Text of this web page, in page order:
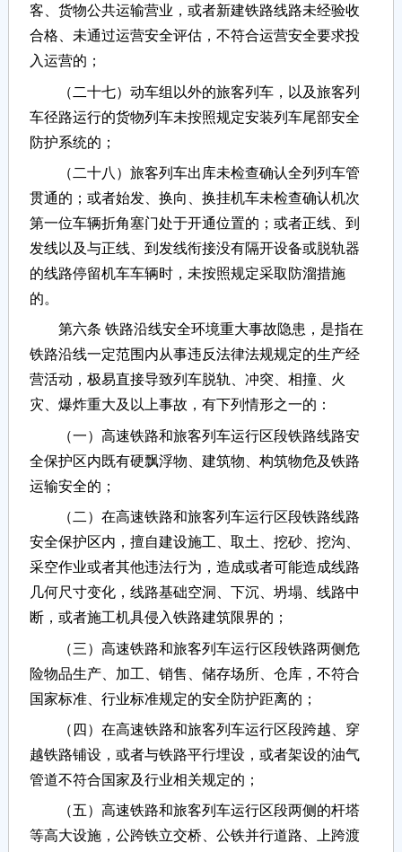
客、货物公共运输营业，或者新建铁路线路未经验收
合格、未通过运营安全评估，不符合运营安全要求投
入运营的；
（二十七）动车组以外的旅客列车，以及旅客列
车径路运行的货物列车未按照规定安装列车尾部安全
防护系统的；
（二十八）旅客列车出库未检查确认全列列车管
贯通的；或者始发、换向、换挂机车未检查确认机次
第一位车辆折角塞门处于开通位置的；或者正线、到
发线以及与正线、到发线衔接没有隔开设备或脱轨器
的线路停留机车车辆时，未按照规定采取防溜措施
的。
第六条 铁路沿线安全环境重大事故隐患，是指在
铁路沿线一定范围内从事违反法律法规规定的生产经
营活动，极易直接导致列车脱轨、冲突、相撞、火
灾、爆炸重大及以上事故，有下列情形之一的：
（一）高速铁路和旅客列车运行区段铁路线路安
全保护区内既有硬飘浮物、建筑物、构筑物危及铁路
运输安全的；
（二）在高速铁路和旅客列车运行区段铁路线路
安全保护区内，擅自建设施工、取土、挖砂、挖沟、
采空作业或者其他违法行为，造成或者可能造成线路
几何尺寸变化，线路基础空洞、下沉、坍塌、线路中
断，或者施工机具侵入铁路建筑限界的；
（三）高速铁路和旅客列车运行区段铁路两侧危
险物品生产、加工、销售、储存场所、仓库，不符合
国家标准、行业标准规定的安全防护距离的；
（四）在高速铁路和旅客列车运行区段跨越、穿
越铁路铺设，或者与铁路平行埋设，或者架设的油气
管道不符合国家及行业相关规定的；
（五）高速铁路和旅客列车运行区段两侧的杆塔
等高大设施，公跨铁立交桥、公铁并行道路、上跨渡